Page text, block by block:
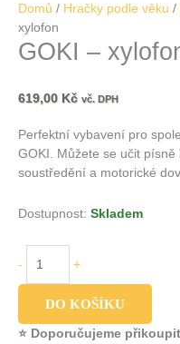
Domů / Hračky podle věku /
xylofon
GOKI –
619,00 Kč vč. DPH
Perfektní vybavení pro
GOKI. Můžete se učit
soustředění a motorické
Dostupnost: Skladem
- +
DO KOŠÍKU
⭐ Doporučujeme přikoupit